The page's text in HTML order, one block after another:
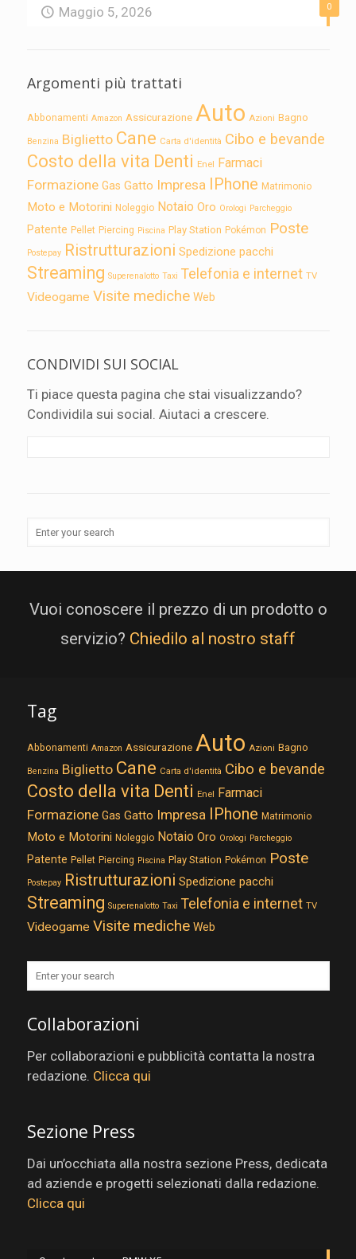
0
Maggio 5, 2026
Argomenti più trattati
Abbonamenti Amazon Assicurazione Auto Azioni Bagno
Benzina Biglietto Cane Carta d'identità Cibo e bevande
Costo della vita Denti Enel Farmaci
Formazione Gas Gatto Impresa IPhone Matrimonio
Moto e Motorini Noleggio Notaio Oro Orologi Parcheggio
Patente Pellet Piercing Piscina Play Station Pokémon Poste
Postepay Ristrutturazioni Spedizione pacchi
Streaming Superenalotto Taxi Telefonia e internet TV
Videogame Visite mediche Web
CONDIVIDI SUI SOCIAL
Ti piace questa pagina che stai visualizzando?
Condividila sui social. Aiutaci a crescere.
Vuoi conoscere il prezzo di un prodotto o
servizio? Chiedilo al nostro staff
Tag
Abbonamenti Amazon Assicurazione Auto Azioni Bagno
Benzina Biglietto Cane Carta d'identità Cibo e bevande
Costo della vita Denti Enel Farmaci
Formazione Gas Gatto Impresa IPhone Matrimonio
Moto e Motorini Noleggio Notaio Oro Orologi Parcheggio
Patente Pellet Piercing Piscina Play Station Pokémon Poste
Postepay Ristrutturazioni Spedizione pacchi
Streaming Superenalotto Taxi Telefonia e internet TV
Videogame Visite mediche Web
Collaborazioni
Per collaborazioni e pubblicità contatta la nostra
redazione. Clicca qui
Sezione Press
Dai un’occhiata alla nostra sezione Press, dedicata
ad aziende e progetti selezionati dalla redazione.
Clicca qui